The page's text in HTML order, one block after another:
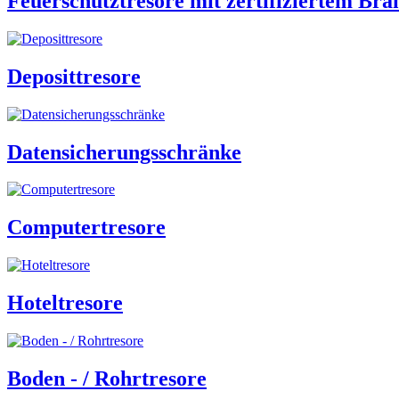
Deposittresore
Datensicherungsschränke
Computertresore
Hoteltresore
Boden - / Rohrtresore